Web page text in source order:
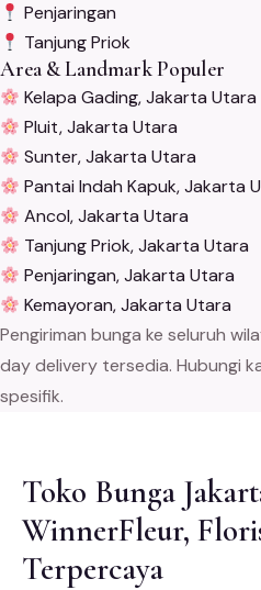
Penjaringan
Tanjung Priok
Area & Landmark Populer
Kelapa Gading, Jakarta Utara
Pluit, Jakarta Utara
Sunter, Jakarta Utara
Pantai Indah Kapuk, Jakarta
Ancol, Jakarta Utara
Tanjung Priok, Jakarta Utara
Penjaringan, Jakarta Utara
Kemayoran, Jakarta Utara
Pengiriman bunga ke seluruh
day delivery tersedia. Hubungi
spesifik.
Toko Bunga
WinnerFleur,
Terpercaya